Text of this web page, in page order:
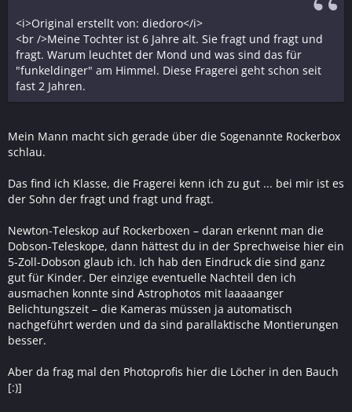
<i>Original erstellt von: diedoro</i>
<br />Meine Tochter ist 6 Jahre alt. Sie fragt und fragt und
fragt. Warum leuchtet der Mond und was sind das für
"funkeldinger" am Himmel. Diese Fragerei geht schon seit
fast 2 Jahren.
Mein Mann macht sich gerade über die Sogenannte Rockerbox
schlau.
Das find ich Klasse, die Fragerei kenn ich zu gut ... bei mir ist es
der Sohn der fragt und fragt und fragt.
Newton-Teleskop auf Rockerboxen – daran erkennt man die
Dobson-Teleskope, dann hättest du in der Sprechweise hier ein
5-Zoll-Dobson glaub ich. Ich hab den Eindruck die sind ganz
gut für Kinder. Der einzige eventuelle Nachteil den ich
ausmachen konnte sind Astrophotos mit laaaaanger
Belichtungszeit – die Kameras müssen ja automatisch
nachgeführt werden und da sind parallaktische Montierungen
besser.
Aber da frag mal den Photoprofis hier die Löcher in den Bauch
[:)]